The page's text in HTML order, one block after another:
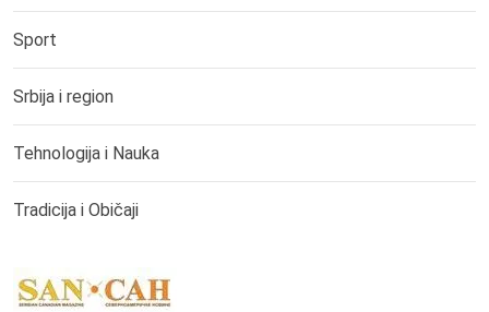
Sport
Srbija i region
Tehnologija i Nauka
Tradicija i Običaji